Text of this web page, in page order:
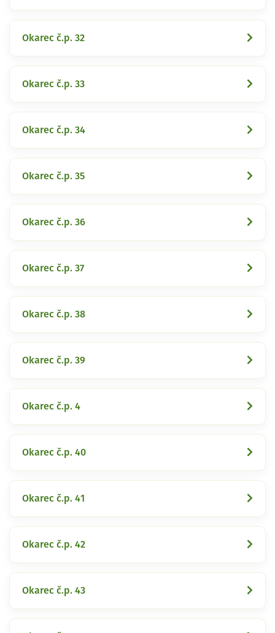
Okarec č.p. 32
Okarec č.p. 33
Okarec č.p. 34
Okarec č.p. 35
Okarec č.p. 36
Okarec č.p. 37
Okarec č.p. 38
Okarec č.p. 39
Okarec č.p. 4
Okarec č.p. 40
Okarec č.p. 41
Okarec č.p. 42
Okarec č.p. 43